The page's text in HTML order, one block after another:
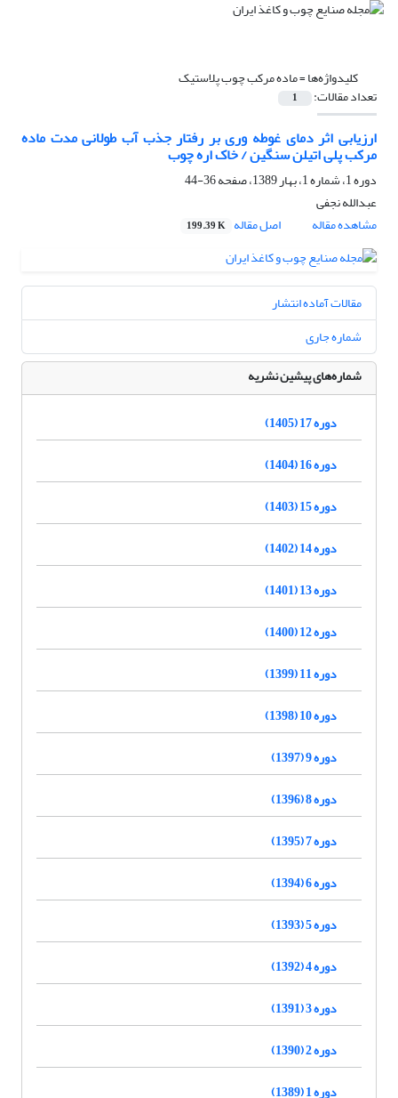
کلیدواژه‌ها =ماده مرکب چوب پلاستیک
تعداد مقالات: 1
ارزیابی اثر دمای غوطه وری بر رفتار جذب آب طولانی مدت ماده
مرکب پلی اتیلن سنگین / خاک اره چوب
دوره 1، شماره 1، بهار 1389، صفحه
36-44
عبدالله نجفی
مشاهده مقاله
اصل مقاله 199.39 K
مقالات آماده انتشار
شماره جاری
شماره‌های پیشین نشریه
دوره 17 (1405)
دوره 16 (1404)
دوره 15 (1403)
دوره 14 (1402)
دوره 13 (1401)
دوره 12 (1400)
دوره 11 (1399)
دوره 10 (1398)
دوره 9 (1397)
دوره 8 (1396)
دوره 7 (1395)
دوره 6 (1394)
دوره 5 (1393)
دوره 4 (1392)
دوره 3 (1391)
دوره 2 (1390)
دوره 1 (1389)